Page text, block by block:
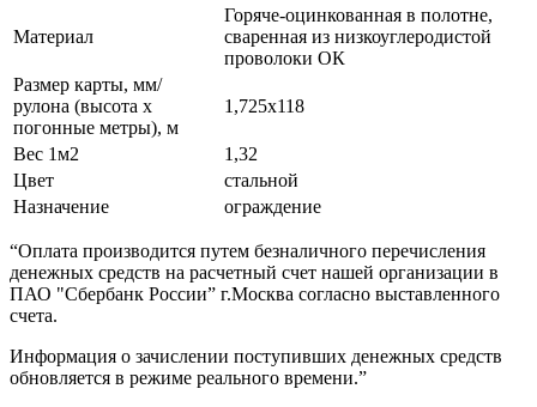
Материал
Горяче-оцинкованная в полотне,
сваренная из низкоуглеродистой
проволоки ОК
Размер карты, мм/
рулона (высота х
погонные метры), м
1,725х118
Вес 1м2
1,32
Цвет
стальной
Назначение
ограждение
“Оплата производится путем безналичного перечисления
денежных средств на расчетный счет нашей организации в
ПАО "Сбербанк России” г.Москва согласно выставленного
счета.
Информация о зачислении поступивших денежных средств
обновляется в режиме реального времени.”